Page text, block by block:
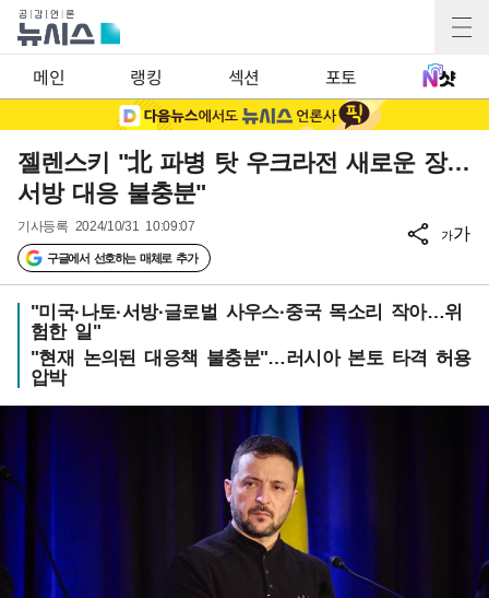
메인 랭킹 섹션 포토
젤렌스키 "北 파병 탓 우크라전 새로운 장…
서방 대응 불충분"
기사등록 2024/10/31 10:09:07
구글에서 선호하는 매체로 추가
가가
"미국·나토·서방·글로벌 사우스·중국 목소리 작아…위
험한 일"
"현재 논의된 대응책 불충분"…러시아 본토 타격 허용
압박